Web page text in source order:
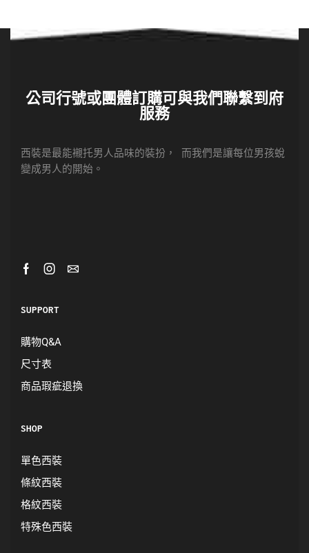
公司行號或團體訂購可與我們聯繫到府
服務
西裝是最能襯托男人品味的裝扮， 而我們是讓每位男孩蛻
變成男人的開始。
SUPPORT
購物Q&A
尺寸表
商品瑕疵退換
SHOP
單色西裝
條紋西裝
格紋西裝
特殊色西裝